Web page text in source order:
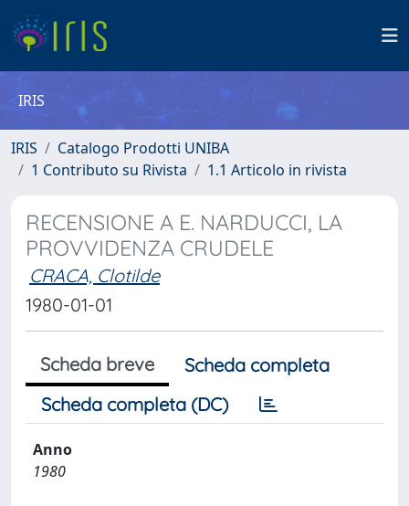
IRIS
IRIS
Catalogo Prodotti UNIBA
1 Contributo su Rivista
1.1 Articolo in rivista
RECENSIONE A E. NARDUCCI, LA
PROVVIDENZA CRUDELE
CRACA, Clotilde
1980-01-01
Scheda breve
Scheda completa
Scheda completa (DC)
Anno
1980